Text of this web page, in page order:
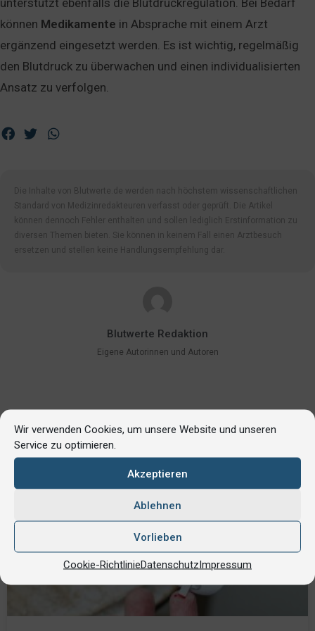
Wir verwenden Cookies, um unsere Website und unseren
Service zu optimieren.
Akzeptieren
Ablehnen
Vorlieben
Cookie-RichtlinieDatenschutzImpressum
können Medikamente in Absprache mit einem Arzt
ergänzend eingesetzt werden. Es ist wichtig, regelmäßig
den Blutdruck zu überwachen und einen individualisierten
Ansatz zu verfolgen.
Die Inhalte von Blutwerte.de werden nach höchstem wissenschaftlichen
Standard von Medizinredakteuren verfasst oder geprüft. Die Artikel
können dennoch Fehler enthalten und sollen lediglich Erstinformation zu
diversen Themen bieten. Sie können in keinem Fall einen Arztbesuch
ersetzen und stellen keine Handlungsempfehlung dar.
Blutwerte Redaktion
Eigene Autorinnen und Autoren